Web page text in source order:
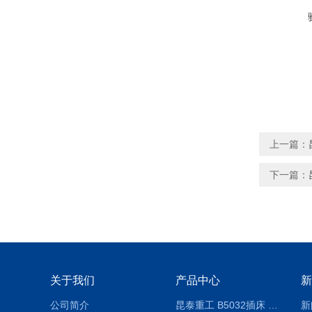
上一篇：
下一篇：
关于我们
公司简介
产品中心